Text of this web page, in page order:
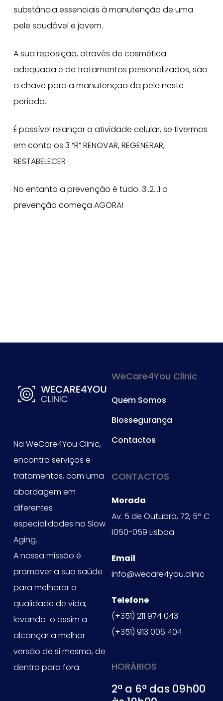
substância essenciais à manutenção de uma
pele saudável e jovem.
A sua reposição, através de cosmética
adequada e de tratamentos personalizados, são
a chave para a manutenção da pele neste
período.
É possível relançar a atividade celular, se tivermos
em conta os 3 “R” RENOVAR, REGENERAR,
RESTABELECER
No entanto a prevenção é tudo. 3..2…1 a
prevenção começa AGORA!
Na WeCare4You Clinic,
encontra serviços e
tratamentos, com uma
abordagem em
diferentes
especialidades no Slow
Aging.
A nossa missão é
promover a sua saúde
para melhorar a
qualidade de vida,
levando-o assim a
alcançar a melhor
versão de si mesmo, de
dentro para fora.
WeCare4You Clinic
Quem Somos
Biossegurança
Contactos
CONTACTOS
Morada
Av. 5 de Outubro, 72, 5º C
1050-059 Lisboa
Email
info@wecare4you.clinic
Telefone
(+351) 211 974 043
(+351) 913 006 404
HORÁRIOS
2ª a 6ª das 09h00